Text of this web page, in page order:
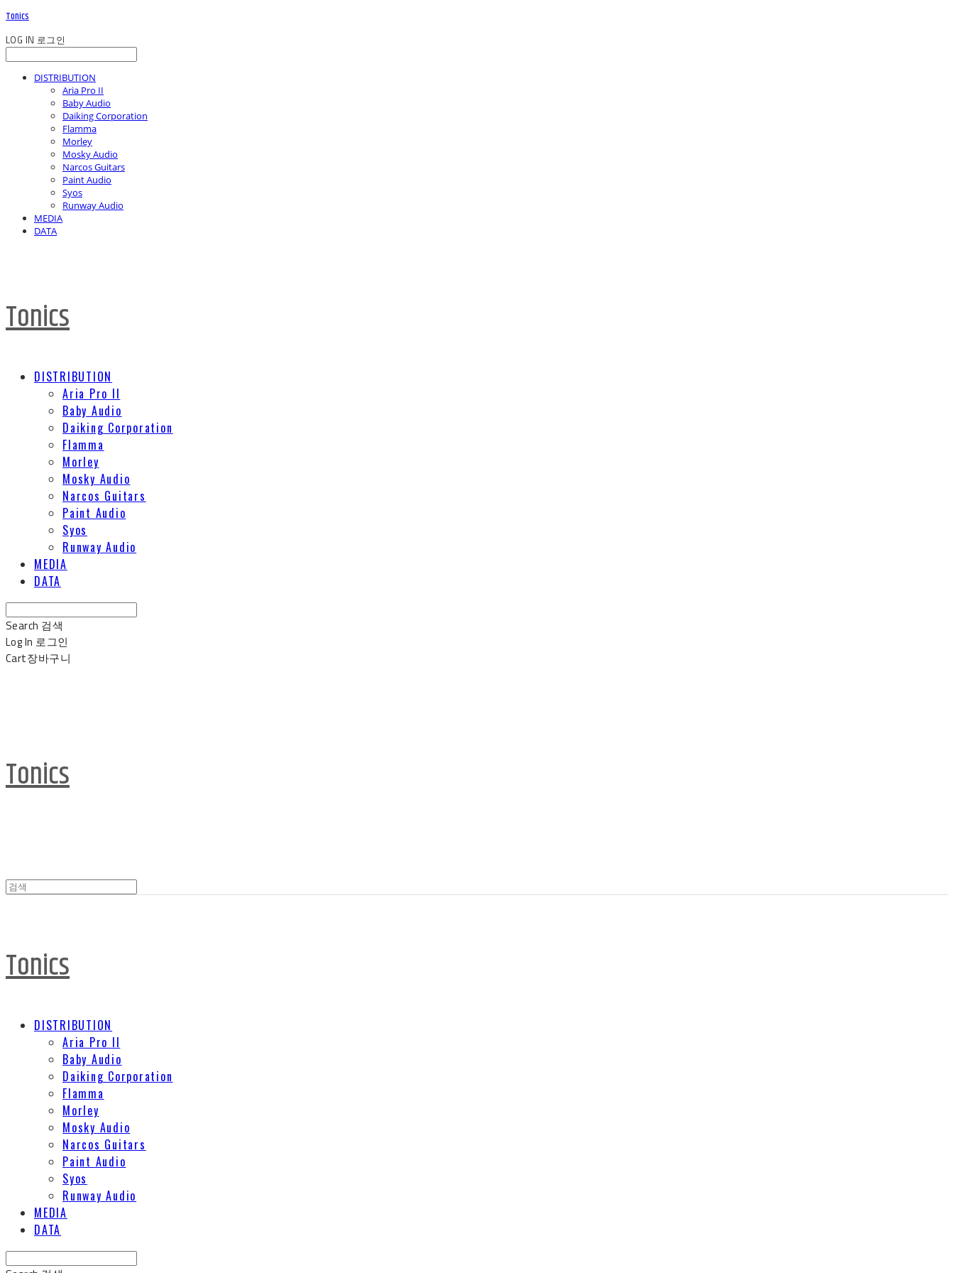
Tonics
LOG IN 로그인
DISTRIBUTION
Aria Pro II
Baby Audio
Daiking Corporation
Flamma
Morley
Mosky Audio
Narcos Guitars
Paint Audio
Syos
Runway Audio
MEDIA
DATA
Tonics
DISTRIBUTION
Aria Pro II
Baby Audio
Daiking Corporation
Flamma
Morley
Mosky Audio
Narcos Guitars
Paint Audio
Syos
Runway Audio
MEDIA
DATA
Search 검색
Log In 로그인
Cart장바구니
Tonics
Tonics
DISTRIBUTION
Aria Pro II
Baby Audio
Daiking Corporation
Flamma
Morley
Mosky Audio
Narcos Guitars
Paint Audio
Syos
Runway Audio
MEDIA
DATA